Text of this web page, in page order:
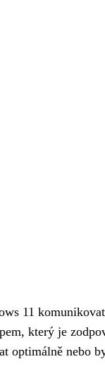
11
který je
optimálně nebo